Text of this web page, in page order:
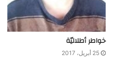
خواطر أطلاليّة
25 أبريل، 2017